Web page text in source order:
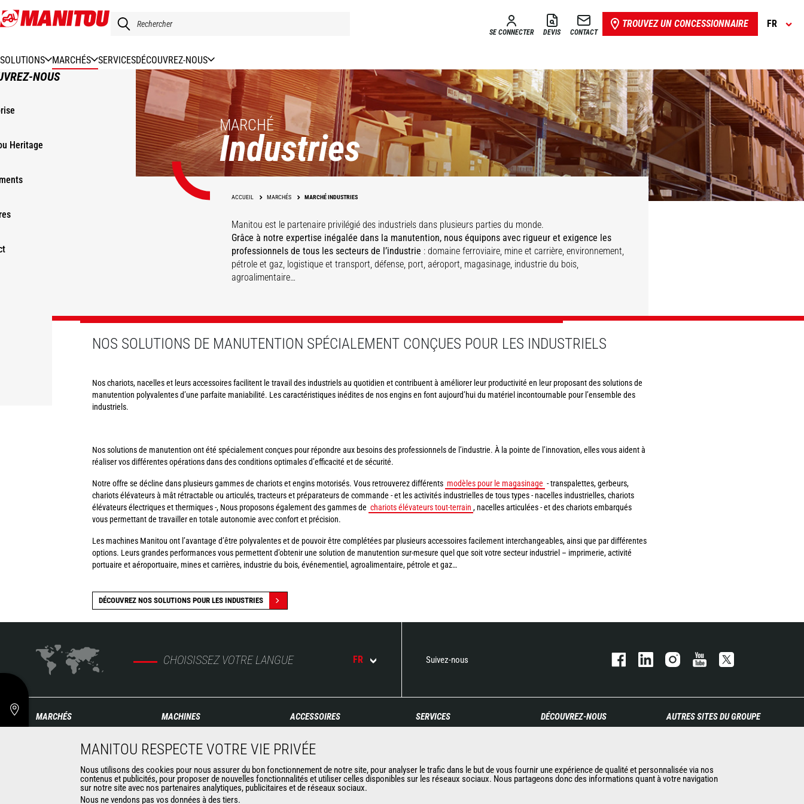
Aller
au
SE CONNECTER DEVIS CONTACT
TROUVEZ UN CONCESSIONNAIRE FR
SOLUTIONS MARCHÉS SERVICESDÉCOUVREZ-NOUS
NOUS
Heritage
MARCHÉ
Industries
ACCUEIL MARCHÉS MARCHÉ INDUSTRIES
Manitou est le partenaire privilégié des industriels dans plusieurs parties du monde.
Grâce à notre expertise inégalée dans la manutention, nous équipons avec rigueur et exigence les
professionnels de tous les secteurs de l’industrie : domaine ferroviaire, mine et carrière, environnement,
pétrole et gaz, logistique et transport, défense, port, aéroport, magasinage, industrie du bois,
agroalimentaire…
DÉCOUVRIR
Rail
DÉCOUVRIR
d'infrastructures
DÉCOUVRIR
Magasinage
DÉCOUVRIR
Chantiers
navals &
portuaires Aéroports Évènements
Chimie &
pharmacie Métallurgie
NOS SOLUTIONS DE MANUTENTION SPÉCIALEMENT CONÇUES POUR LES INDUSTRIELS
Nos chariots, nacelles et leurs accessoires facilitent le travail des industriels au quotidien et contribuent à améliorer leur productivité en leur proposant des solutions de
manutention polyvalentes d’une parfaite maniabilité. Les caractéristiques inédites de nos engins en font aujourd’hui du matériel incontournable pour l’ensemble des
industriels.
Nos solutions de manutention ont été spécialement conçues pour répondre aux besoins des professionnels de l’industrie. À la pointe de l’innovation, elles vous aident à
réaliser vos différentes opérations dans des conditions optimales d’efficacité et de sécurité.
Notre offre se décline dans plusieurs gammes de chariots et engins motorisés. Vous retrouverez différents modèles pour le magasinage - transpalettes, gerbeurs,
chariots élévateurs à mât rétractable ou articulés, tracteurs et préparateurs de commande - et les activités industrielles de tous types - nacelles industrielles, chariots
élévateurs électriques et thermiques -, Nous proposons également des gammes de chariots élévateurs tout-terrain , nacelles articulées - et des chariots embarqués
vous permettant de travailler en totale autonomie avec confort et précision.
Les machines Manitou ont l’avantage d’être polyvalentes et de pouvoir être complétées par plusieurs accessoires facilement interchangeables, ainsi que par différentes
options. Leurs grandes performances vous permettent d’obtenir une solution de manutention sur-mesure quel que soit votre secteur industriel – imprimerie, activité
portuaire et aéroportuaire, mines et carrières, industrie du bois, événementiel, agroalimentaire, pétrole et gaz…
DÉCOUVREZ NOS SOLUTIONS POUR LES INDUSTRIES
CHOISISSEZ VOTRE LANGUE FR Suivez-nous
MARCHÉS
Construction
Pétrole & gaz
Aéronautique
MACHINES
Construction
Chariots télescopiques
Agricoles
Télescopiques rotatifs
ACCESSOIRES
Pinces
Manutention sur fourches
Fourches et Grappins
SERVICES
Maintenance
Pièces de rechange
DÉCOUVREZ-NOUS
Informations légales
Politique de protection des
AUTRES SITES DU GROUPE
Used Manitou Machines
RMI Manitou
MANITOU RESPECTE VOTRE VIE PRIVÉE
Nous utilisons des cookies pour nous assurer du bon fonctionnement de notre site, pour analyser le trafic dans le but de vous fournir une expérience de qualité et personnalisée via nos
contenus et publicités, pour proposer de nouvelles fonctionnalités et utiliser celles disponibles sur les réseaux sociaux. Nous partageons donc des informations quant à votre navigation
sur notre site avec nos partenaires analytiques, publicitaires et de réseaux sociaux.
Nous ne vendons pas vos données à des tiers.